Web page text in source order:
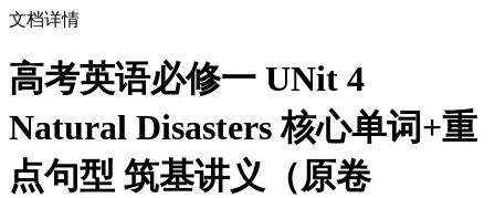
文档详情
高考英语必修一 UNit 4
Natural Disasters 核心单词+重
点句型 筑基讲义（原卷